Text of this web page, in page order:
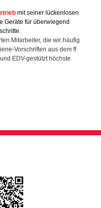
mit seiner lückenlosen
Geräte für überwiegend
Mitarbeiter, die wir häufig
Vorschriften aus dem ff
EDV-gestützt höchste